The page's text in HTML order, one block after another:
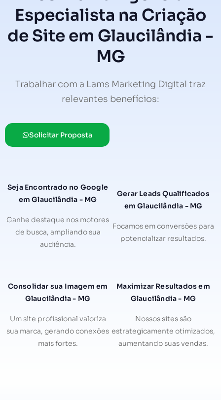
Especialista na Criação
de Site em Glaucilândia -
MG
Trabalhar com a Lams Marketing Digital traz
relevantes benefícios:
Solicitar Proposta
Seja Encontrado no Google
em Glaucilândia - MG
Ganhe destaque nos motores
de busca, ampliando sua
audiência.
Gerar Leads Qualificados
em Glaucilândia - MG
Focamos em conversões para
potencializar resultados.
Consolidar sua Imagem em
Glaucilândia - MG
Um site profissional valoriza
sua marca, gerando conexões
mais fortes.
Maximizar Resultados em
Glaucilândia - MG
Nossos sites são
estrategicamente otimizados,
aumentando suas vendas.